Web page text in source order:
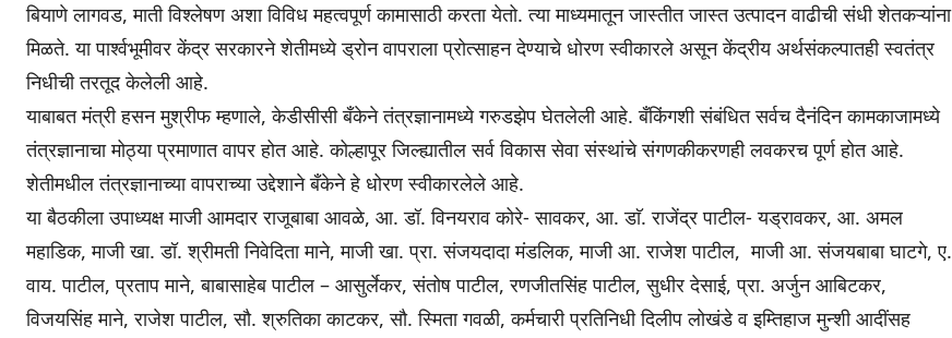
बियाणे लागवड, माती विश्लेषण अशा विविध महत्वपूर्ण कामासाठी करता येतो. त्या माध्यमातून जास्तीत जास्त उत्पादन वाढीची संधी शेतकऱ्यांना
मिळते. या पार्श्वभूमीवर केंद्र सरकारने शेतीमध्ये ड्रोन वापराला प्रोत्साहन देण्याचे धोरण स्वीकारले असून केंद्रीय अर्थसंकल्पातही स्वतंत्र
निधीची तरतूद केलेली आहे.
याबाबत मंत्री हसन मुश्रीफ म्हणाले, केडीसीसी बँकेने तंत्रज्ञानामध्ये गरुडझेप घेतलेली आहे. बँकिंगशी संबंधित सर्वच दैनंदिन कामकाजामध्ये
तंत्रज्ञानाचा मोठ्या प्रमाणात वापर होत आहे. कोल्हापूर जिल्ह्यातील सर्व विकास सेवा संस्थांचे संगणकीकरणही लवकरच पूर्ण होत आहे.
शेतीमधील तंत्रज्ञानाच्या वापराच्या उद्देशाने बँकेने हे धोरण स्वीकारलेले आहे.
या बैठकीला उपाध्यक्ष माजी आमदार राजूबाबा आवळे, आ. डॉ. विनयराव कोरे- सावकर, आ. डाॅ. राजेंद्र पाटील- यड्रावकर, आ. अमल
महाडिक, माजी खा. डॉ. श्रीमती निवेदिता माने, माजी खा. प्रा. संजयदादा मंडलिक, माजी आ. राजेश पाटील, माजी आ. संजयबाबा घाटगे, ए.
वाय. पाटील, प्रताप माने, बाबासाहेब पाटील – आसुर्लेकर, संतोष पाटील, रणजीतसिंह पाटील, सुधीर देसाई, प्रा. अर्जुन आबिटकर,
विजयसिंह माने, राजेश पाटील, सौ. श्रुतिका काटकर, सौ. स्मिता गवळी, कर्मचारी प्रतिनिधी दिलीप लोखंडे व इम्तिहाज मुन्शी आदींसह